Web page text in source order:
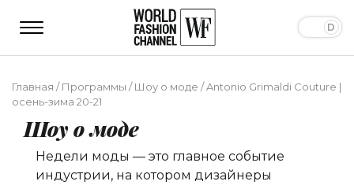
Главная /Программы /Шоу о моде /Antonio Grimaldi Couture |
осень-зима 20-21
Шоу о моде
Недели моды — это главное событие
индустрии, на котором дизайнеры